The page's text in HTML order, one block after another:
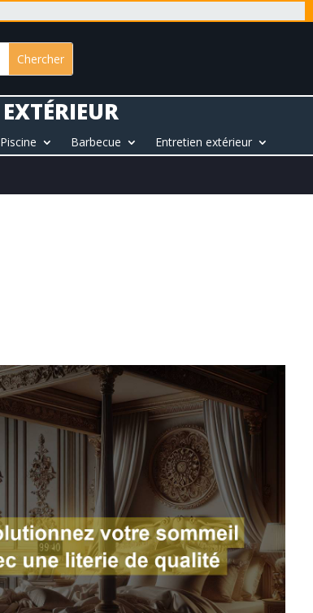
EXTÉRIEUR
Piscine Barbecue Entretien extérieur